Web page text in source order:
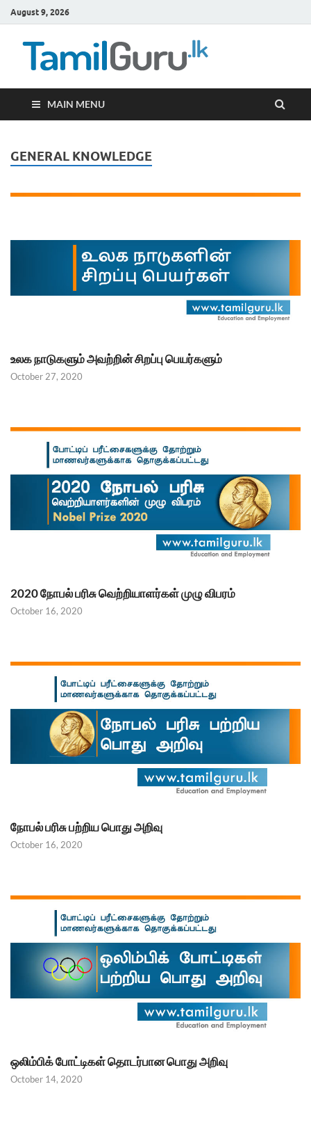
August 9, 2026
MAIN MENU
GENERAL KNOWLEDGE
உலக நாடுகளும் அவற்றின் சிறப்பு பெயர்களும்
October 27, 2020
2020 நோபல் பரிசு வெற்றியாளர்கள் முழு விபரம்
October 16, 2020
நோபல் பரிசு பற்றிய பொது அறிவு
October 16, 2020
ஒலிம்பிக் போட்டிகள் தொடர்பான பொது அறிவு
October 14, 2020